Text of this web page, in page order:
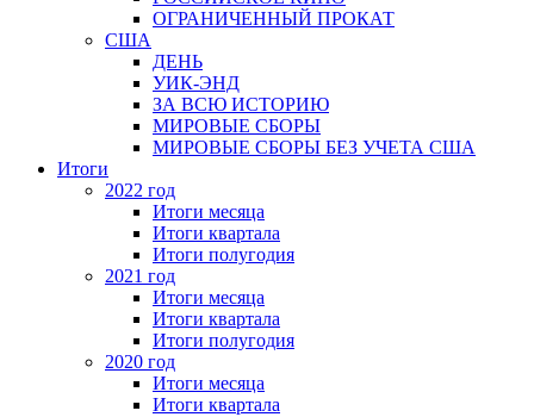
ОГРАНИЧЕННЫЙ ПРОКАТ
США
ДЕНЬ
УИК-ЭНД
ЗА ВСЮ ИСТОРИЮ
МИРОВЫЕ СБОРЫ
МИРОВЫЕ СБОРЫ БЕЗ УЧЕТА США
Итоги
2022 год
Итоги месяца
Итоги квартала
Итоги полугодия
2021 год
Итоги месяца
Итоги квартала
Итоги полугодия
2020 год
Итоги месяца
Итоги квартала